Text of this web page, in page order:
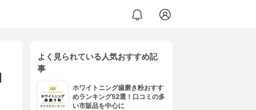
よく見られている人気おすすめ記
事
ホワイトニング歯磨き粉おすす
めランキング52選！口コミの多
い市販品を中心に